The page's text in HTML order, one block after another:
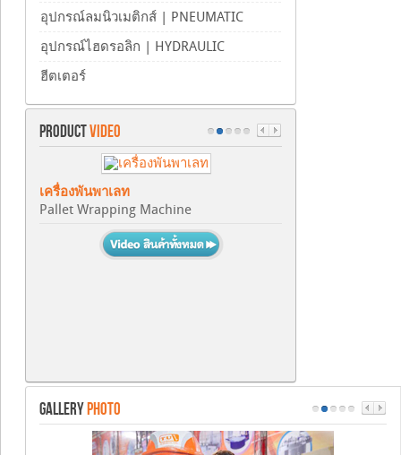
อุปกรณ์ลมนิวเมติกส์ | PNEUMATIC
อุปกรณ์ไฮดรอลิก | HYDRAULIC
ฮีตเตอร์
PRODUCTVIDEO
เครื่องพันพาเลท
Pallet Wrapping Machine
GALLERY PHOTO